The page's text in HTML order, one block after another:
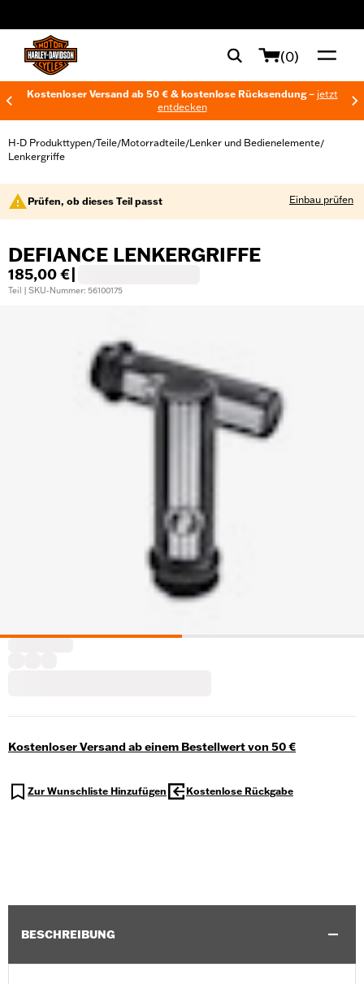
(0)
Kostenloser Versand ab 50 € & kostenlose Rücksendung – jetzt
entdecken
H-D Produkttypen/Teile/Motorradteile/Lenker und Bedienelemente/
Lenkergriffe
Prüfen, ob dieses Teil passt Einbau prüfen
DEFIANCE LENKERGRIFFE
185,00 €
Teil | SKU-Nummer: 56100175
Kostenloser Versand ab einem Bestellwert von 50 €
Zur Wunschliste Hinzufügen Kostenlose Rückgabe
BESCHREIBUNG